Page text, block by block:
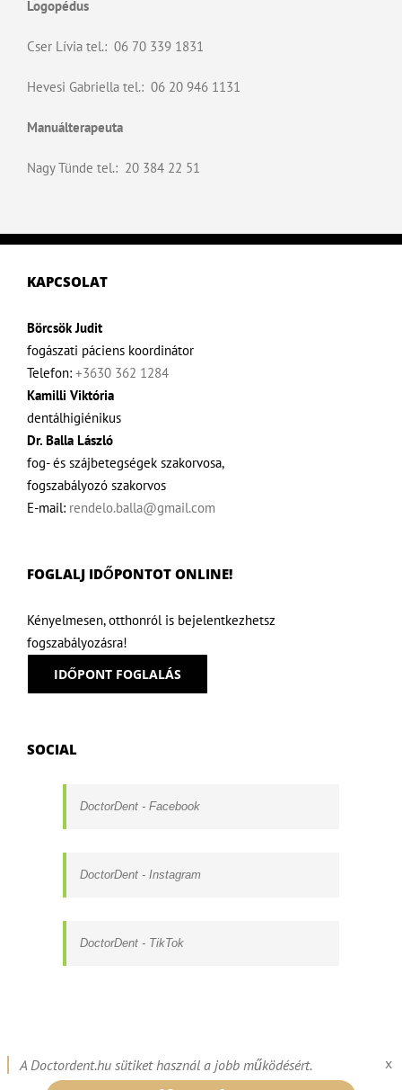
Logopédus
Cser Lívia tel.: 06 70 339 1831
Hevesi Gabriella tel.: 06 20 946 1131
Manuálterapeuta
Nagy Tünde tel.: 20 384 22 51
x
A Doctordent.hu sütiket használ a jobb működésért.
KAPCSOLAT
Börcsök Judit
fogászati páciens koordinátor
Telefon: +3630 362 1284
Kamilli Viktória
dentálhigiénikus
Dr. Balla László
fog- és szájbetegségek szakorvosa,
fogszabályozó szakorvos
E-mail: rendelo.balla@gmail.com
FOGLALJ IDŐPONTOT ONLINE!
Kényelmesen, otthonról is bejelentkezhetsz
fogszabályozásra!
IDŐPONT FOGLALÁS
SOCIAL
DoctorDent - Facebook
DoctorDent - Instagram
DoctorDent - TikTok
©2026 DoctorDent -Fogszabályozás -Általános Adatkezelési Tájékoztató